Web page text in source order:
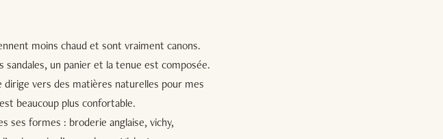
moins chaud et sont vraiment canons.
sandales, un panier et la tenue est composée.
dirige vers des matières naturelles pour mes
beaucoup plus confortable.
ses formes : broderie anglaise, vichy,